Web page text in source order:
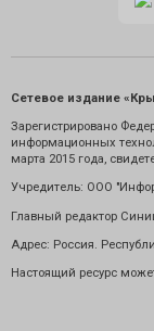
Сетевое издание
Зарегистрировано
информационных
марта 2015 года,
Учредитель: ООО
Главный редактор
Адрес: Россия.
Настоящий ресурс